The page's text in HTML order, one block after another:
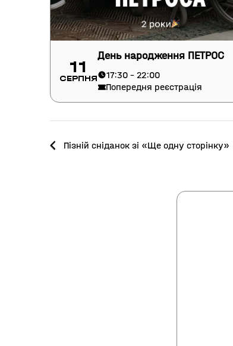
11
Серпня
День народження ПЕТРОС
17:30 - 22:00
Попередня реєстрація
Пізній сніданок зі «Ще одну сторінку»